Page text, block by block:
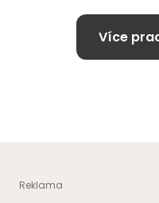
Více